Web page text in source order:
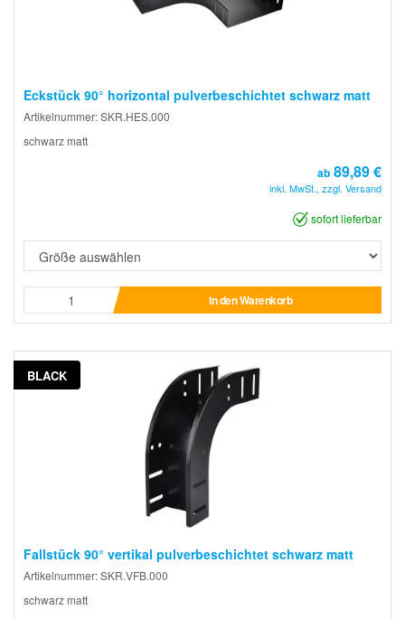
Eckstück 90° horizontal pulverbeschichtet schwarz matt
Artikelnummer: SKR.HES.000
schwarz matt
ab 89,89 €
inkl. MwSt., zzgl. Versand
sofort lieferbar
In den Warenkorb
BLACK
Fallstück 90° vertikal pulverbeschichtet schwarz matt
Artikelnummer: SKR.VFB.000
schwarz matt